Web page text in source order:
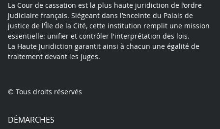
La Cour de cassation est la plus haute juridiction de l’ordre
judiciaire français. Siégeant dans l’enceinte du Palais de
justice de l'Île de la Cité, cette institution remplit une mission
essentielle: unifier et contrôler l'interprétation des lois.
La Haute Juridiction garantit ainsi à chacun une égalité de
traitement devant les juges.
© Tous droits réservés
DÉMARCHES